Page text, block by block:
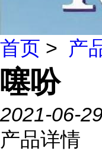
首页 > 产
噻吩
2021-06-
产品详情